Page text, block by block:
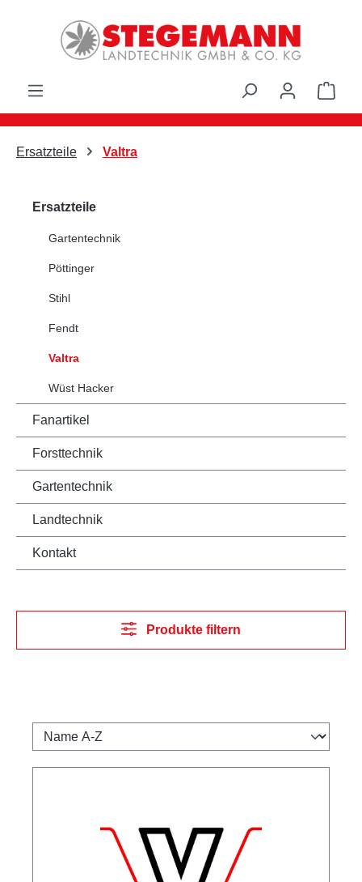
Zum Hauptinhalt springen
Ersatzteile Valtra
Ersatzteile
Gartentechnik
Pöttinger
Stihl
Fendt
Valtra
Wüst Hacker
Fanartikel
Forsttechnik
Gartentechnik
Landtechnik
Kontakt
Produkte filtern